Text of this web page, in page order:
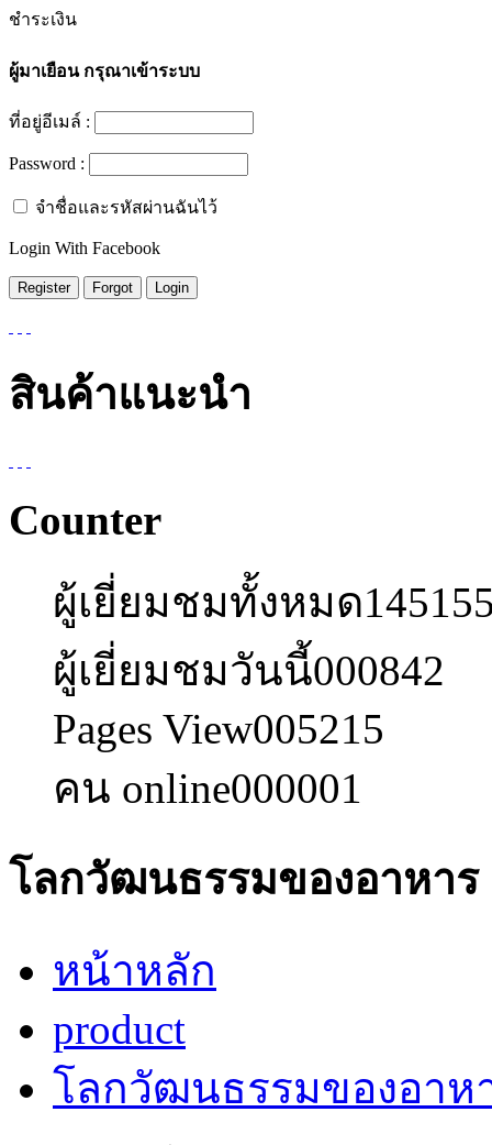
ชำระเงิน
ผู้มาเยือนกรุณาเข้าระบบ
ที่อยู่อีเมล์ :
Password :
จำชื่อและรหัสผ่านฉันไว้
Login With Facebook
สินค้าแนะนำ
Counter
ผู้เยี่ยมชมทั้งหมด
ผู้เยี่ยมชมวันนี้000842
Pages View005215
คน online000001
โลกวัฒนธรรมของอาหาร
หน้าหลัก
product
โลกวัฒนธรรมของอาห